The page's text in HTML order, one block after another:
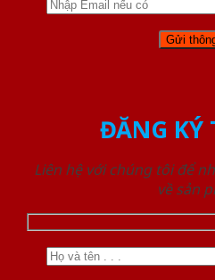
ĐĂNG KÝ
Liên hệ với chúng tôi để
về sản